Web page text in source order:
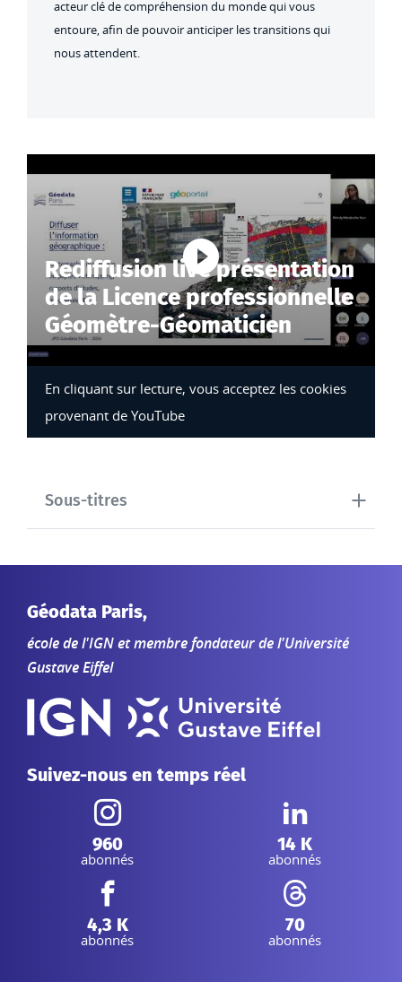
acteur clé de compréhension du monde qui vous
entoure, afin de pouvoir anticiper les transitions qui
nous attendent.
Rediffusion live présentation
de la Licence professionnelle
Géomètre-Géomaticien
Lancer la
En cliquant sur lecture, vous acceptez les cookies
provenant de YouTube
Sous-titres
Géodata Paris,
école de l'IGN et membre fondateur de l'Université
Gustave Eiffel
Suivez-nous en temps réel
Instagram :
960
abonnés
Linkedin :
14 K
abonnés
Facebook :
4,3 K
abonnés
Threads :
70
abonnés